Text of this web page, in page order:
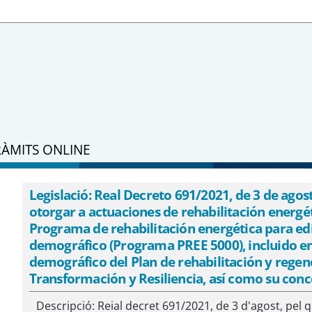
ONLINE
Legislació: Real Decreto 691/2021, de 3 de
otorgar a actuaciones de rehabilitación
Programa de rehabilitación energética para
demográfico (Programa PREE 5000), incluido
demográfico del Plan de rehabilitación y
Transformación y Resiliencia, así como su
Descripció: Reial decret 691/2021, de 3 d'agost, pel